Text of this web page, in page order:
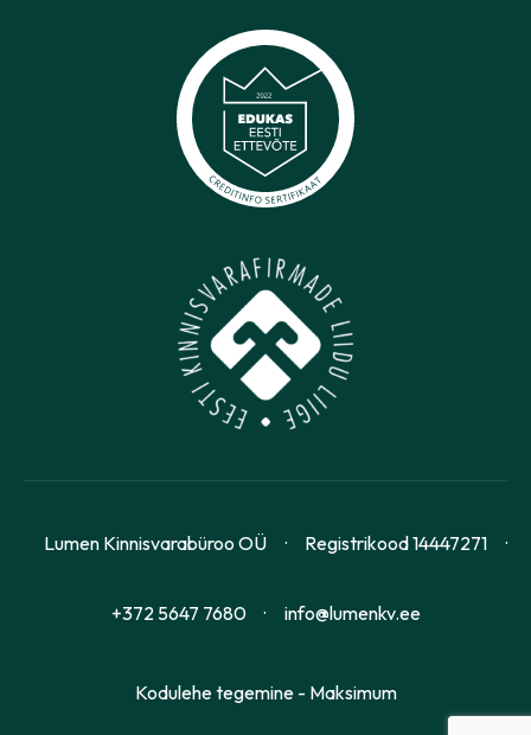
Lumen Kinnisvarabüroo OÜ Registrikood 14447271
+372 5647 7680 info@lumenkv.ee
Kodulehe tegemine - Maksimum